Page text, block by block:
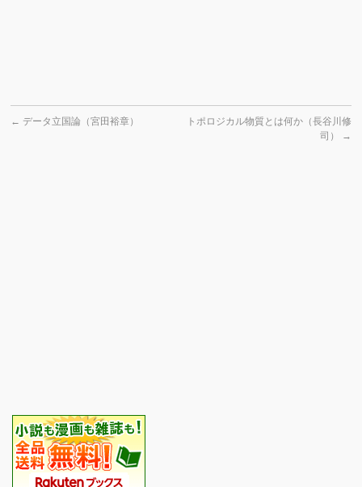
← データ立国論（宮田裕章）
トポロジカル物質とは何か（長谷川修
司）
→